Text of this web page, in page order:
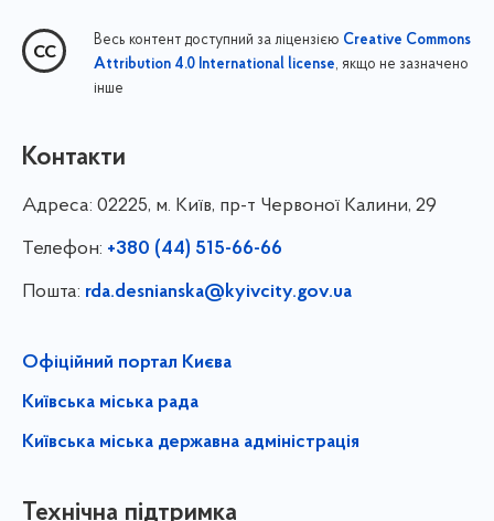
Весь контент доступний за ліцензією Creative Commons
Attribution 4.0 International license, якщо не зазначено
інше
Контакти
Адреса: 02225, м. Київ, пр-т Червоної Калини, 29
Телефон: +380 (44) 515-66-66
Пошта: rda.desnianska@kyivcity.gov.ua
Офіційний портал Києва
Київська міська рада
Київська міська державна адміністрація
Технічна підтримка